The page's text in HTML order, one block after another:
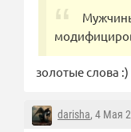
золотые слова :)
darisha, 4 Мая